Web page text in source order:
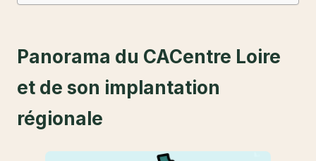
Panorama du CACentre Loire
et de son implantation
régionale